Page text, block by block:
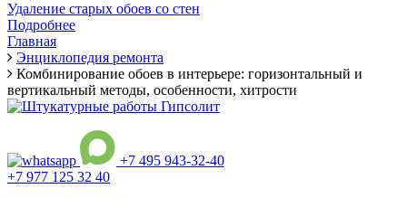
Удаление старых обоев со стен
Подробнее
Главная
Энциклопедия ремонта
Комбинирование обоев в интерьере: горизонтальный и
вертикальный методы, особенности, хитрости
+7 495 943-32-40
+7 977 125 32 40